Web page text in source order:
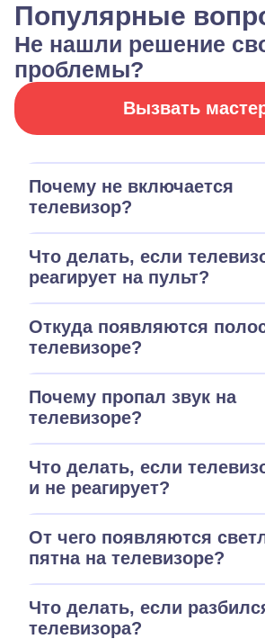
Популярные
Не нашли решение
проблемы?
Вызвать
Почему не включается
телевизор?
Что делать, если
реагирует на пульт?
Откуда появляются
телевизоре?
Почему пропал звук на
телевизоре?
Что делать, если
и не реагирует?
От чего появляются
пятна на телевизоре?
Что делать, если
телевизора?